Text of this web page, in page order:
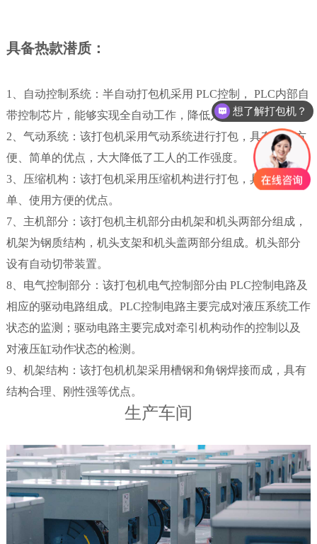
具备热款潜质：
1、自动控制系统：半自动打包机采用 PLC控制， PLC内部自
带控制芯片，能够实现全自动工作，降低人工打包难度。
2、气动系统：该打包机采用气动系统进行打包，具有操作方
便、简单的优点，大大降低了工人的工作强度。
3、压缩机构：该打包机采用压缩机构进行打包，具有结构简
单、使用方便的优点。
7、主机部分：该打包机主机部分由机架和机头两部分组成，
机架为钢质结构，机头支架和机头盖两部分组成。机头部分
设有自动切带装置。
8、电气控制部分：该打包机电气控制部分由 PLC控制电路及
相应的驱动电路组成。PLC控制电路主要完成对液压系统工作
状态的监测；驱动电路主要完成对牵引机构动作的控制以及
对液压缸动作状态的检测。
9、机架结构：该打包机机架采用槽钢和角钢焊接而成，具有
结构合理、刚性强等优点。
生产车间
想了解打包机？